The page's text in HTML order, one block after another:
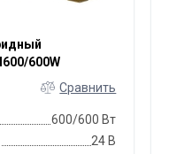
600W
Сравнить
600/600 Вт
24 В